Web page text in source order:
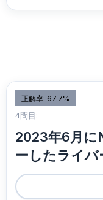
正解率: 67.7%
4問目:
2023年6月に
ーしたライバ